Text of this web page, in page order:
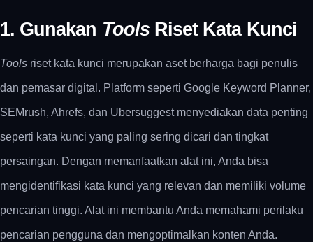
1. Gunakan Tools Riset Kata Kunci
Tools riset kata kunci merupakan aset berharga bagi penulis
dan pemasar digital. Platform seperti Google Keyword Planner,
SEMrush, Ahrefs, dan Ubersuggest menyediakan data penting
seperti kata kunci yang paling sering dicari dan tingkat
persaingan. Dengan memanfaatkan alat ini, Anda bisa
mengidentifikasi kata kunci yang relevan dan memiliki volume
pencarian tinggi. Alat ini membantu Anda memahami perilaku
pencarian pengguna dan mengoptimalkan konten Anda.